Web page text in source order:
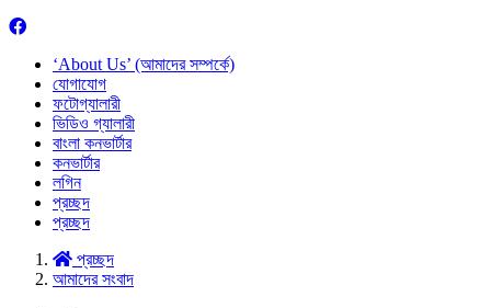
‘About Us’ (আমাদের সম্পর্কে)
যোগাযোগ
ফটোগ্যালারী
ভিডিও গ্যালারী
বাংলা কনভার্টার
কনভার্টার
লগিন
প্রচ্ছদ
প্রচ্ছদ
প্রচ্ছদ
আমাদের সংবাদ